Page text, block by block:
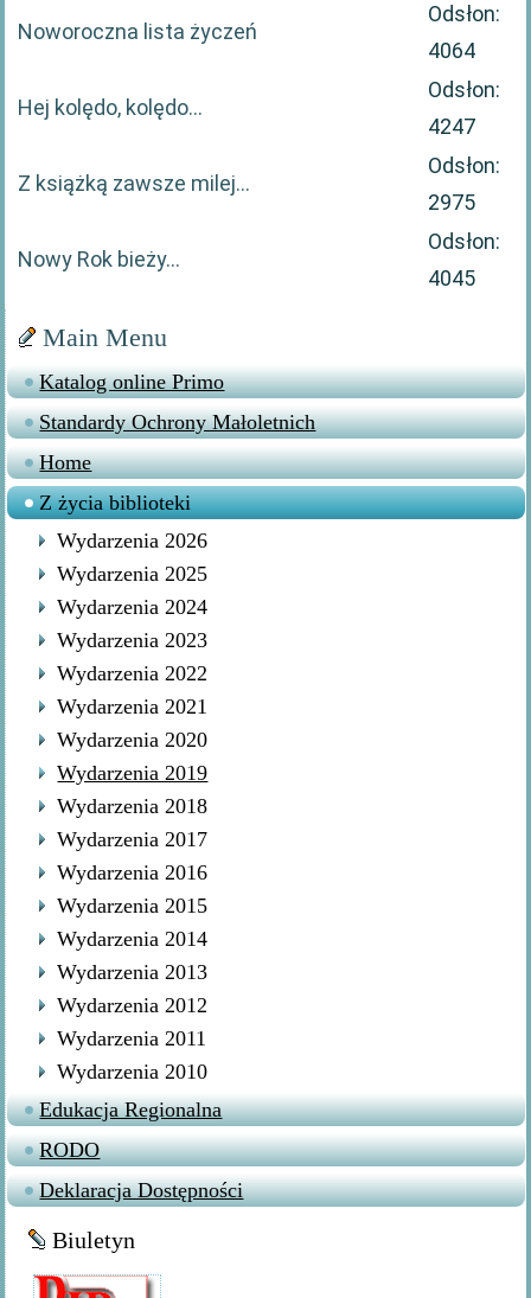
Noworoczna lista życzeń
Odsłon:
4064
Hej kolędo, kolędo…
Odsłon:
4247
Z książką zawsze milej…
Odsłon:
2975
Nowy Rok bieży…
Odsłon:
4045
Main Menu
Katalog online Primo
Standardy Ochrony Małoletnich
Home
Z życia biblioteki
Wydarzenia 2026
Wydarzenia 2025
Wydarzenia 2024
Wydarzenia 2023
Wydarzenia 2022
Wydarzenia 2021
Wydarzenia 2020
Wydarzenia 2019
Wydarzenia 2018
Wydarzenia 2017
Wydarzenia 2016
Wydarzenia 2015
Wydarzenia 2014
Wydarzenia 2013
Wydarzenia 2012
Wydarzenia 2011
Wydarzenia 2010
Edukacja Regionalna
RODO
Deklaracja Dostępności
Biuletyn